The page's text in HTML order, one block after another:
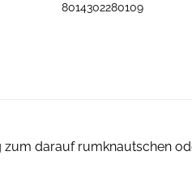
8014302280109
darauf rumknautschen